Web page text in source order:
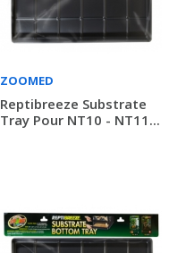
ZOOMED
Reptibreeze Substrate
Tray Pour NT10 - NT11...